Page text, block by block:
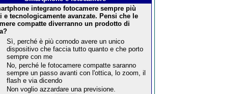
integrano fotocamere sempre più
e tecnologicamente avanzate. Pensi che le
compatte diverranno un prodotto di
Sì, perché è più comodo avere un unico
dispositivo che faccia tutto quanto e che porto
sempre con me
No, perché le fotocamere compatte saranno
sempre un passo avanti con l'ottica, lo zoom, il
flash e via dicendo
Non voglio azzardare una previsione.